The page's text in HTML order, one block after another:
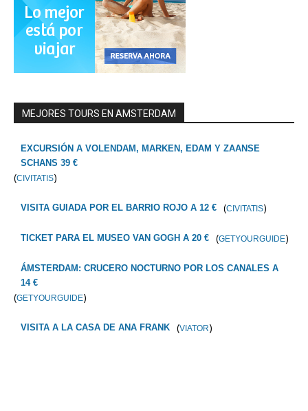
MEJORES TOURS EN AMSTERDAM
EXCURSIÓN A VOLENDAM, MARKEN, EDAM Y ZAANSE
SCHANS 39 €
(CIVITATIS)
VISITA GUIADA POR EL BARRIO ROJO A 12 € (CIVITATIS)
TICKET PARA EL MUSEO VAN GOGH A 20 € (GETYOURGUIDE)
ÁMSTERDAM: CRUCERO NOCTURNO POR LOS CANALES A
14 €
(GETYOURGUIDE)
VISITA A LA CASA DE ANA FRANK (VIATOR)